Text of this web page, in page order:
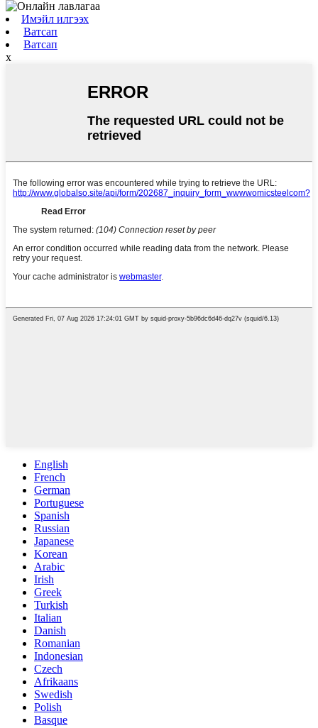
Имэйл илгээх
Ватсап
Ватсап
x
English
French
German
Portuguese
Spanish
Russian
Japanese
Korean
Arabic
Irish
Greek
Turkish
Italian
Danish
Romanian
Indonesian
Czech
Afrikaans
Swedish
Polish
Basque